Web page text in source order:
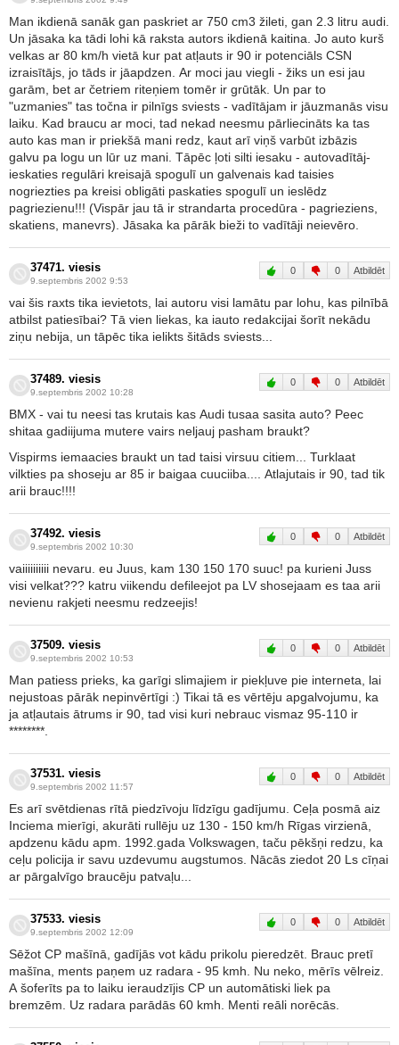
Man ikdienā sanāk gan paskriet ar 750 cm3 žileti, gan 2.3 litru audi.
Un jāsaka ka tādi lohi kā raksta autors ikdienā kaitina. Jo auto kurš
velkas ar 80 km/h vietā kur pat atļauts ir 90 ir potenciāls CSN
izraisītājs, jo tāds ir jāapdzen. Ar moci jau viegli - žiks un esi jau
garām, bet ar četriem riteņiem tomēr ir grūtāk. Un par to
"uzmanies" tas točna ir pilnīgs sviests - vadītājam ir jāuzmanās visu
laiku. Kad braucu ar moci, tad nekad neesmu pārliecināts ka tas
auto kas man ir priekšā mani redz, kaut arī viņš varbūt izbāzis
galvu pa logu un lūr uz mani. Tāpēc ļoti silti iesaku - autovadītāj-
ieskaties regulāri kreisajā spogulī un galvenais kad taisies
nogriezties pa kreisi obligāti paskaties spogulī un ieslēdz
pagriezienu!!! (Vispār jau tā ir strandarta procedūra - pagrieziens,
skatiens, manevrs). Jāsaka ka pārāk bieži to vadītāji neievēro.
37471. viesis
9.septembris 2002 9:53
0 0 Atbildēt
vai šis raxts tika ievietots, lai autoru visi lamātu par lohu, kas pilnībā
atbilst patiesībai? Tā vien liekas, ka iauto redakcijai šorīt nekādu
ziņu nebija, un tāpēc tika ielikts šitāds sviests...
37489. viesis
9.septembris 2002 10:28
0 0 Atbildēt
BMX - vai tu neesi tas krutais kas Audi tusaa sasita auto? Peec
shitaa gadiijuma mutere vairs neljauj pasham braukt?
Vispirms iemaacies braukt un tad taisi virsuu citiem... Turklaat
vilkties pa shoseju ar 85 ir baigaa cuuciiba.... Atlajutais ir 90, tad tik
arii brauc!!!!
37492. viesis
9.septembris 2002 10:30
0 0 Atbildēt
vaiiiiiiiiii nevaru. eu Juus, kam 130 150 170 suuc! pa kurieni Juss
visi velkat??? katru viikendu defileejot pa LV shosejaam es taa arii
nevienu rakjeti neesmu redzeejis!
37509. viesis
9.septembris 2002 10:53
0 0 Atbildēt
Man patiess prieks, ka garīgi slimajiem ir piekļuve pie interneta, lai
nejustoas pārāk nepinvērtīgi :) Tikai tā es vērtēju apgalvojumu, ka
ja atļautais ātrums ir 90, tad visi kuri nebrauc vismaz 95-110 ir
********.
37531. viesis
9.septembris 2002 11:57
0 0 Atbildēt
Es arī svētdienas rītā piedzīvoju līdzīgu gadījumu. Ceļa posmā aiz
Inciema mierīgi, akurāti rullēju uz 130 - 150 km/h Rīgas virzienā,
apdzenu kādu apm. 1992.gada Volkswagen, taču pēkšņi redzu, ka
ceļu policija ir savu uzdevumu augstumos. Nācās ziedot 20 Ls cīņai
ar pārgalvīgo braucēju patvaļu...
37533. viesis
9.septembris 2002 12:09
0 0 Atbildēt
Sēžot CP mašīnā, gadījās vot kādu prikolu pieredzēt. Brauc pretī
mašīna, ments paņem uz radara - 95 kmh. Nu neko, mērīs vēlreiz.
A šoferīts pa to laiku ieraudzījis CP un automātiski liek pa
bremzēm. Uz radara parādās 60 kmh. Menti reāli norēcās.